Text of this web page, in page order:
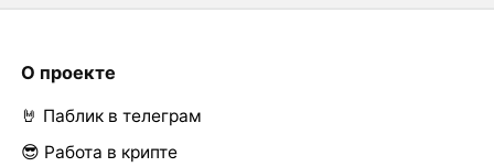
О проекте
🤘 Паблик в телеграм
😎 Работа в крипте